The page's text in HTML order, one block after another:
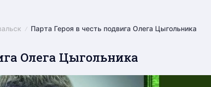
Парта Героя в честь подвига Олега Цыгольника
Олега Цыгольника